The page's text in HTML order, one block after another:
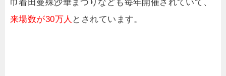
巾着田曼殊沙華まつりなども毎年開催されていて、
来場数が30万人 とされています。